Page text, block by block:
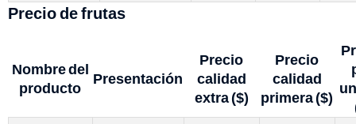
Precio de frutas
Nombre del
producto
Presentación
Precio
calidad
extra ($)
Precio
calidad
primera ($)